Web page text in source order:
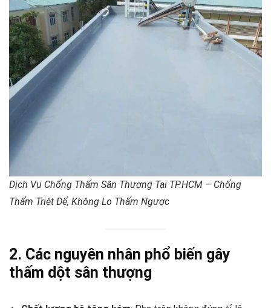
Dịch Vụ Chống Thấm Sân Thượng Tại TP.HCM – Chống
Thấm Triệt Để, Không Lo Thấm Ngược
2. Các nguyên nhân phổ biến gây
thấm dột sân thượng